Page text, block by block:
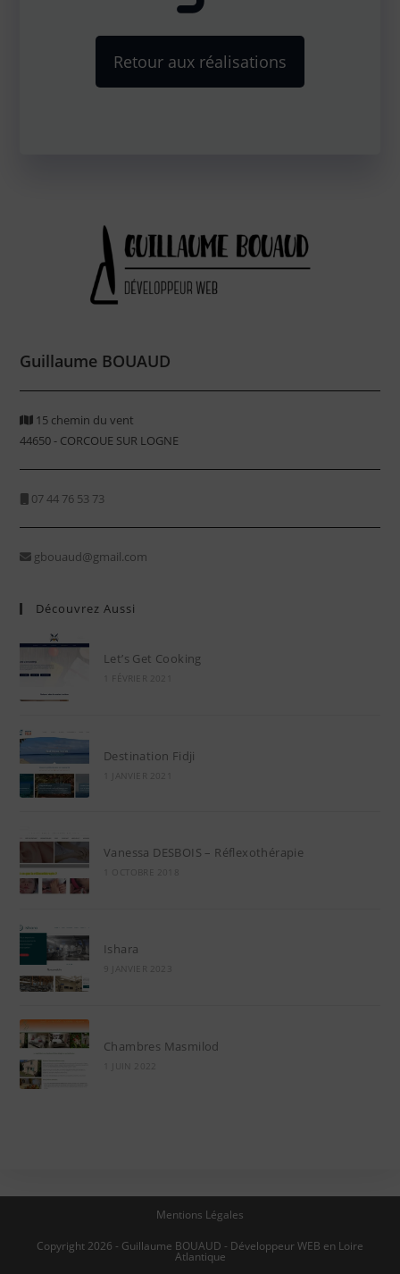
Retour aux réalisations
Guillaume BOUAUD
15 chemin du vent
44650 - CORCOUE SUR LOGNE
07 44 76 53 73
gbouaud@gmail.com
Découvrez Aussi
Let’s Get Cooking
1 FÉVRIER 2021
Destination Fidji
1 JANVIER 2021
Vanessa DESBOIS – Réflexothérapie
1 OCTOBRE 2018
Ishara
9 JANVIER 2023
Chambres Masmilod
1 JUIN 2022
Mentions Légales
Copyright 2026 - Guillaume BOUAUD - Développeur WEB en Loire
Atlantique